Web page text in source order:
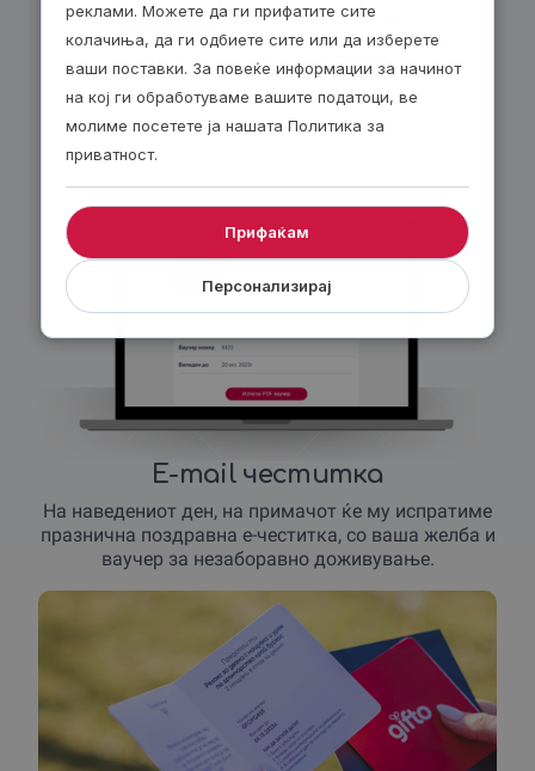
По е-пошта – 24/7!
Изберете електронски ваучер и ќе го добиете
веднаш по завршувањето на нарачката. Добијте
30 денари попуст за секој е-ваучер.
E-mail честитка
На наведениот ден, на примачот ќе му испратиме
празнична поздравна е-честитка, со ваша желба и
ваучер за незаборавно доживување.
реклами. Можете да ги прифатите сите
колачиња, да ги одбиете сите или да изберете
ваши поставки. За повеќе информации за начинот
на кој ги обработуваме вашите податоци, ве
молиме посетете ја нашата Политика за
приватност.
Персонализирај
Прифаќам